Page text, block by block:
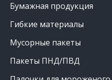
Бумажная продукция
Гибкие материалы
Мусорные пакеты
Пакеты ПНД/ПВД